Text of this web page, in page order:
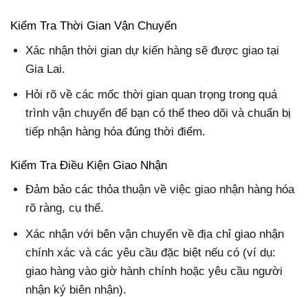
Kiểm Tra Thời Gian Vận Chuyển
Xác nhận thời gian dự kiến hàng sẽ được giao tại
Gia Lai.
Hỏi rõ về các mốc thời gian quan trọng trong quá
trình vận chuyển để bạn có thể theo dõi và chuẩn bị
tiếp nhận hàng hóa đúng thời điểm.
Kiểm Tra Điều Kiện Giao Nhận
Đảm bảo các thỏa thuận về việc giao nhận hàng hóa
rõ ràng, cụ thể.
Xác nhận với bên vận chuyển về địa chỉ giao nhận
chính xác và các yêu cầu đặc biệt nếu có (ví dụ:
giao hàng vào giờ hành chính hoặc yêu cầu người
nhận ký biên nhận).